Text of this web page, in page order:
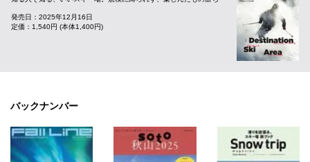
発売日：2025年12月16日
定価：1,540円 (本体1,400円)
バックナンバー